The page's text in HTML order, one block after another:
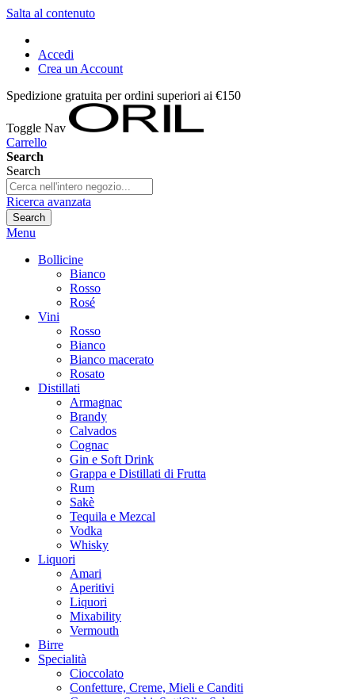
Salta al contenuto
Accedi
Crea un Account
Spedizione gratuita per ordini superiori ai €150
Toggle Nav
Carrello
Search
Search
Ricerca avanzata
Search
Menu
Bollicine
Bianco
Rosso
Rosé
Vini
Rosso
Bianco
Bianco macerato
Rosato
Distillati
Armagnac
Brandy
Calvados
Cognac
Gin e Soft Drink
Grappa e Distillati di Frutta
Rum
Sakè
Tequila e Mezcal
Vodka
Whisky
Liquori
Amari
Aperitivi
Liquori
Mixability
Vermouth
Birre
Specialità
Cioccolato
Confetture, Creme, Mieli e Canditi